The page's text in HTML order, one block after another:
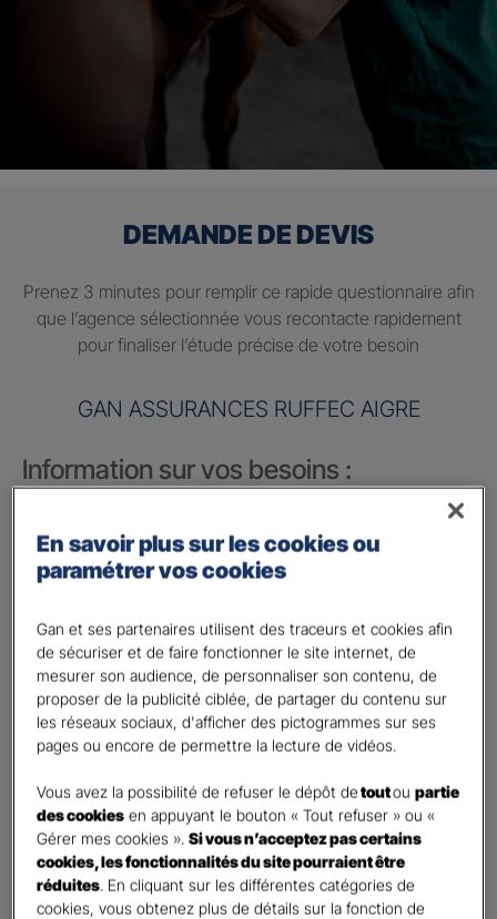
DEMANDE DE DEVIS
Prenez 3 minutes pour remplir ce rapide questionnaire afin
que l’agence sélectionnée vous recontacte rapidement
pour finaliser l’étude précise de votre besoin
GAN ASSURANCES RUFFEC AIGRE
Information sur vos besoins :
votre vie privée
votre vie professionnelle
Vos informations :
Etes-vous déjà client Gan assurances ?*
Oui
Non
Civilité *
Madame
Monsieur
Contact*
En savoir plus sur les cookies ou
paramétrer vos cookies
Gan et ses partenaires utilisent des traceurs et cookies afin
de sécuriser et de faire fonctionner le site internet, de
mesurer son audience, de personnaliser son contenu, de
proposer de la publicité ciblée, de partager du contenu sur
les réseaux sociaux, d'afficher des pictogrammes sur ses
pages ou encore de permettre la lecture de vidéos.
Vous avez la possibilité de refuser le dépôt detoutoupartie
des cookies en appuyant le bouton « Tout refuser » ou «
Gérer mes cookies ».Si vous n’acceptez pas certains
cookies, les fonctionnalités du site pourraient être
réduites. En cliquant sur les différentes catégories de
cookies, vous obtenez plus de détails sur la fonction de